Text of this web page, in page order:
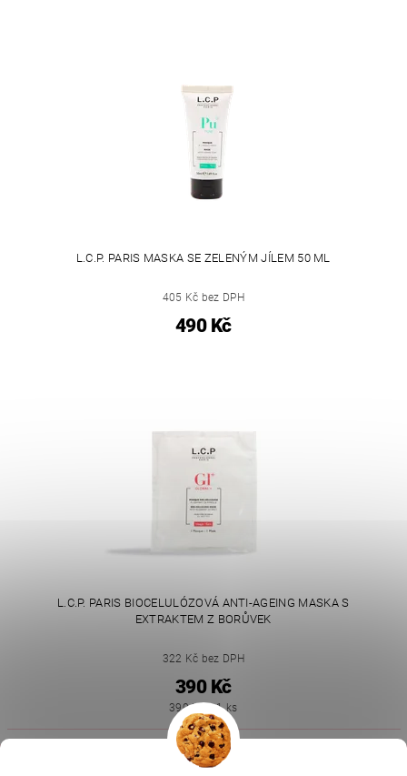
L.C.P. PARIS MASKA SE ZELENÝM JÍLEM 50 ML
405 Kč bez DPH
490 Kč
L.C.P. PARIS BIOCELULÓZOVÁ ANTI-AGEING MASKA S
EXTRAKTEM Z BORŮVEK
322 Kč bez DPH
390 Kč
390 Kč / 1 ks
L.C.P. Paris |